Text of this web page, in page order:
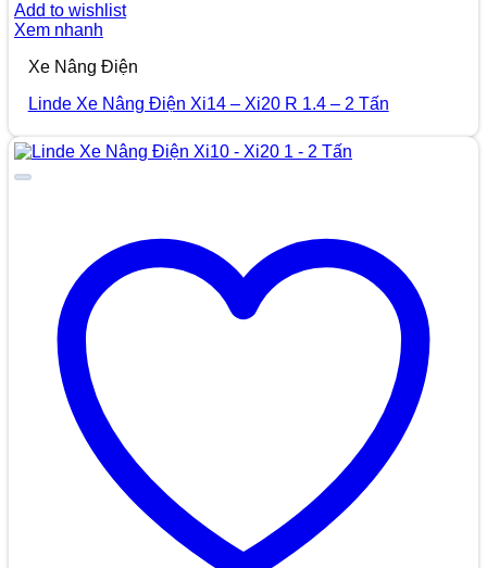
Add to wishlist
Xem nhanh
Xe Nâng Điện
Linde Xe Nâng Điện Xi14 – Xi20 R 1.4 – 2 Tấn